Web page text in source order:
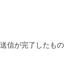
信が完了したも